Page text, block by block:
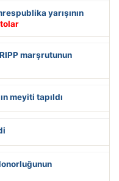
yarışının
marşrutunun
meyiti tapıldı